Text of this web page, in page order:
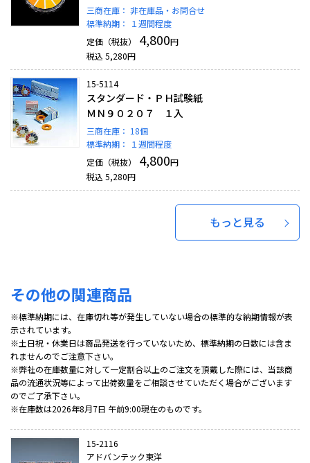
三商在庫： 非在庫品・お問合せ
標準納期：
１週間程度
定価（税抜）
4,800円
税込 5,280円
15-5114
スタンダード・ＰＨ試験紙
ＭＮ９０２０７ １入
三商在庫： 18個
標準納期：
１週間程度
定価（税抜）
4,800円
税込 5,280円
もっと見る
その他の関連商品
※標準納期には、在庫切れ等が発生していない場合の標準的な納期情報が表
示されています。
※土日祝・休業日は商品発送を行っていないため、標準納期の日数には含ま
れませんのでご注意下さい。
※弊社の在庫数量に対して一定割合以上のご注文を頂戴した際には、当該商
品の流通状況等によって出荷数量をご相談させていただく場合がございます
のでご了承下さい。
※在庫数は2026年8月7日 午前9:00現在のものです。
15-2116
アドバンテック東洋